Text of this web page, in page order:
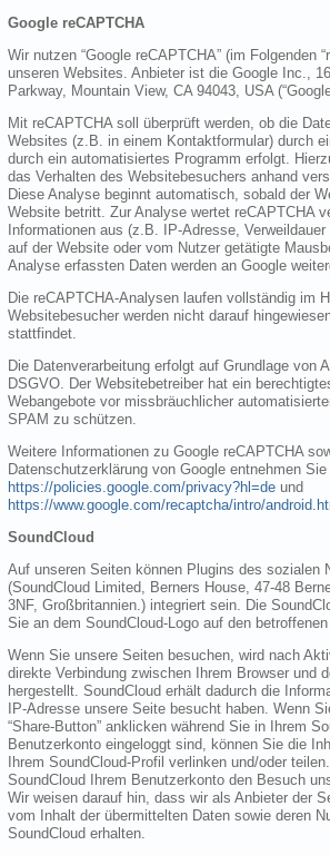
Google reCAPTCHA
Wir nutzen “Google reCAPTCHA” (im Folgenden
unseren Websites. Anbieter ist die Google Inc.,
Parkway, Mountain View, CA 94043, USA
Mit reCAPTCHA soll überprüft werden, ob die
Websites (z.B. in einem Kontaktformular) durch
durch ein automatisiertes Programm erfolgt.
das Verhalten des Websitebesuchers anhand
Diese Analyse beginnt automatisch, sobald der
Website betritt. Zur Analyse wertet reCAPTCHA
Informationen aus (z.B. IP-Adresse,
auf der Website oder vom Nutzer getätigte
Analyse erfassten Daten werden an Google
Die reCAPTCHA-Analysen laufen vollständig im
Websitebesucher werden nicht darauf
stattfindet.
Die Datenverarbeitung erfolgt auf Grundlage von
DSGVO. Der Websitebetreiber hat ein
Webangebote vor missbräuchlicher
SPAM zu schützen.
Weitere Informationen zu Google reCAPTCHA
Datenschutzerklärung von Google entnehmen
https://policies.google.com/privacy?hl=de und
https://www.google.com/recaptcha/intro/
SoundCloud
Auf unseren Seiten können Plugins des sozialen
(SoundCloud Limited, Berners House, 47-48
3NF, Großbritannien.) integriert sein. Die
Sie an dem SoundCloud-Logo auf den betroffenen
Wenn Sie unsere Seiten besuchen, wird nach
direkte Verbindung zwischen Ihrem Browser und
hergestellt. SoundCloud erhält dadurch die
IP-Adresse unsere Seite besucht haben. Wenn
“Share-Button” anklicken während Sie in Ihrem
Benutzerkonto eingeloggt sind, können Sie die
Ihrem SoundCloud-Profil verlinken und/oder
SoundCloud Ihrem Benutzerkonto den Besuch
Wir weisen darauf hin, dass wir als Anbieter der
vom Inhalt der übermittelten Daten sowie deren
SoundCloud erhalten.